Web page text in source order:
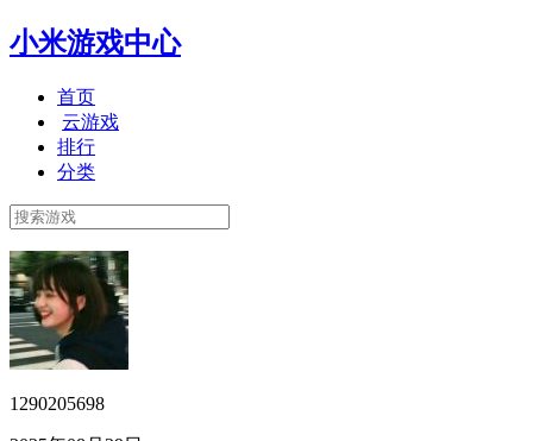
小米游戏中心
首页
云游戏
排行
分类
1290205698